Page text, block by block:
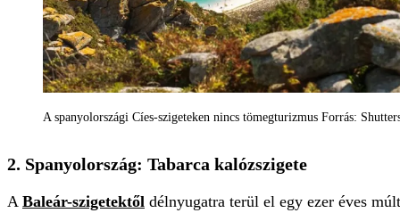
A spanyolországi Cíes-szigeteken nincs tömegturizmus Forrás:
2. Spanyolország: Tabarca kalózszigete
A Baleár-szigetektől délnyugatra terül el egy ezer éves